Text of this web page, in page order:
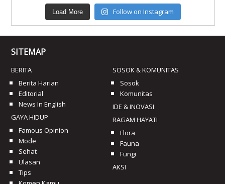
Load More Follow on Instagram
SITEMAP
BERITA
Berita Harian
Editorial
News In English
GAYA HIDUP
Famous Opinion
Mode
Sehat
Ulasan
Tips
SOSOK & KOMUNITAS
Sosok
Komunitas
IDE & INOVASI
RAGAM HAYATI
Flora
Fauna
Fungi
AKSI